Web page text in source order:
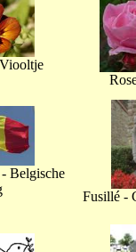
Belgische
Fusillé -